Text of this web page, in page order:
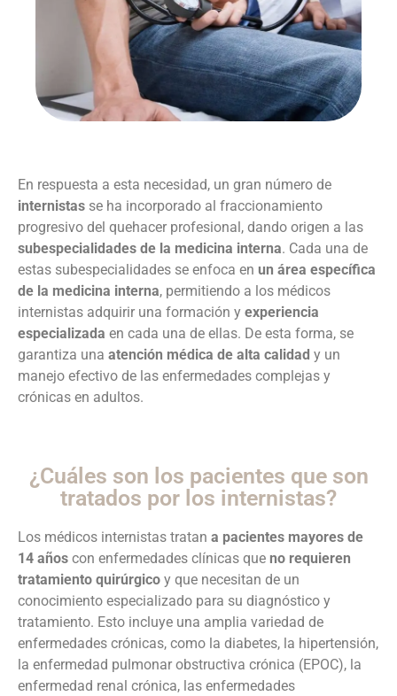
En respuesta a esta necesidad, un gran número de
internistas se ha incorporado al fraccionamiento
progresivo del quehacer profesional, dando origen a las
subespecialidades de la medicina interna. Cada una de
estas subespecialidades se enfoca en un área específica
de la medicina interna, permitiendo a los médicos
internistas adquirir una formación y experiencia
especializada en cada una de ellas. De esta forma, se
garantiza una atención médica de alta calidad y un
manejo efectivo de las enfermedades complejas y
crónicas en adultos.
¿Cuáles son los pacientes que son
tratados por los internistas?
Los médicos internistas tratan a pacientes mayores de
14 años con enfermedades clínicas que no requieren
tratamiento quirúrgico y que necesitan de un
conocimiento especializado para su diagnóstico y
tratamiento. Esto incluye una amplia variedad de
enfermedades crónicas, como la diabetes, la hipertensión,
la enfermedad pulmonar obstructiva crónica (EPOC), la
enfermedad renal crónica, las enfermedades